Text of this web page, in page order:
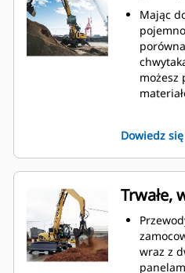
Mając
możesz
Dowiedz
Trwałe,
wraz z